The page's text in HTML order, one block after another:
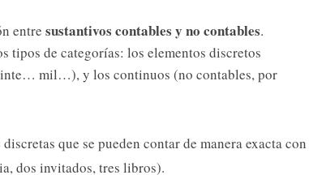
entre sustantivos contables y no contables.
tipos de categorías: los elementos discretos
mil…), y los continuos (no contables, por
que se pueden contar de manera exacta con
dos invitados, tres libros).